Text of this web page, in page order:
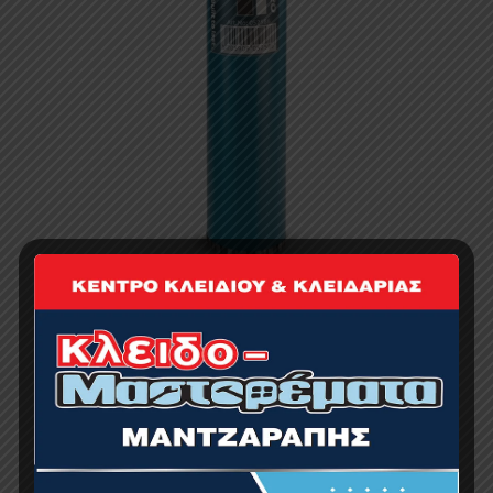
BORMANN Pro BHT4518 Διαμαντοκορώνα Υγρής
Κοπής Φ122 X450 1 1/4UNC
105.00€